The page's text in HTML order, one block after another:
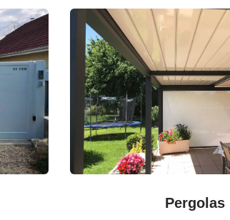
Pergolas